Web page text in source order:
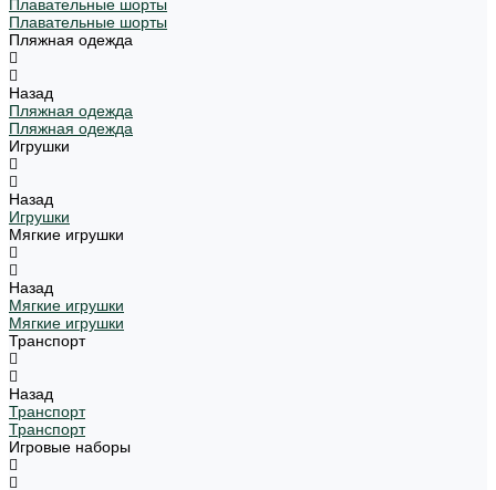
Плавательные шорты
Плавательные шорты
Пляжная одежда
Назад
Пляжная одежда
Пляжная одежда
Игрушки
Назад
Игрушки
Мягкие игрушки
Назад
Мягкие игрушки
Мягкие игрушки
Транспорт
Назад
Транспорт
Транспорт
Игровые наборы